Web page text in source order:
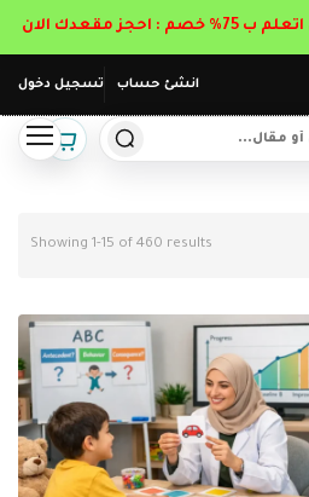
انشئ حساب تسجيل دخول
Showing 1-15 of 460 results